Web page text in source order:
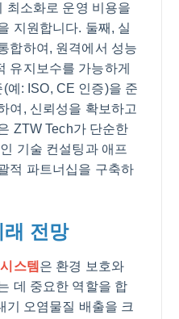
최소화로 운영 비용을
지원합니다. 둘째, 실
합하여, 원격에서 성능
유지보수를 가능하게
예: ISO, CE 인증)을 준
여, 신뢰성을 확보하고
ZTW Tech가 단순한
기술 컨설팅과 애프
적 파트너십을 구축하
전망
스템 은 환경 보호와
데 중요한 역할을 합
기 오염물질 배출을 크